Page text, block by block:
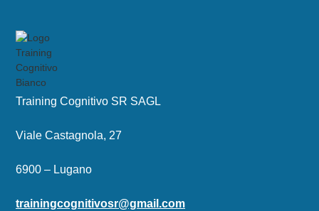
Training Cognitivo SR SAGL
Viale Castagnola, 27
6900 – Lugano
trainingcognitivosr@gmail.com